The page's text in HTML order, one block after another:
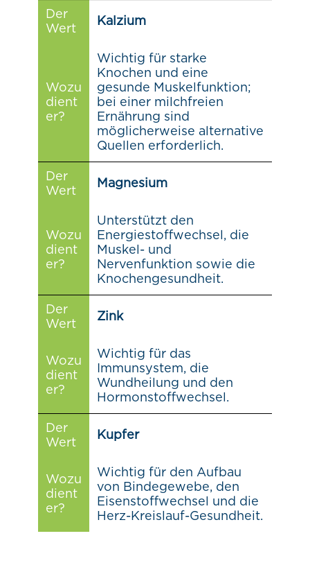
Der
Wert
Kalzium
Wozu
dient
er?
Wichtig für starke
Knochen und eine
gesunde Muskelfunktion;
bei einer milchfreien
Ernährung sind
möglicherweise alternative
Quellen erforderlich.
Der
Wert
Magnesium
Wozu
dient
er?
Unterstützt den
Energiestoffwechsel, die
Muskel- und
Nervenfunktion sowie die
Knochengesundheit.
Der
Wert
Zink
Wozu
dient
er?
Wichtig für das
Immunsystem, die
Wundheilung und den
Hormonstoffwechsel.
Der
Wert
Kupfer
Wozu
dient
er?
Wichtig für den Aufbau
von Bindegewebe, den
Eisenstoffwechsel und die
Herz-Kreislauf-Gesundheit.